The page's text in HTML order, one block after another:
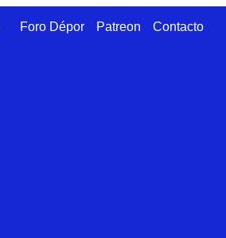
Foro Dépor Patreon Contacto